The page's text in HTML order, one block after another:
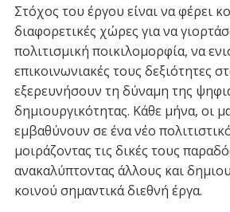
Στόχος του έργου είναι να φέρει
διαφορετικές χώρες για να
πολιτισμική ποικιλομορφία, να
επικοινωνιακές τους δεξιότητες
εξερευνήσουν τη δύναμη της
δημιουργικότητας. Κάθε μήνα, οι
εμβαθύνουν σε ένα νέο
μοιράζοντας τις δικές τους
ανακαλύπτοντας άλλους και
κοινού σημαντικά διεθνή έργα.